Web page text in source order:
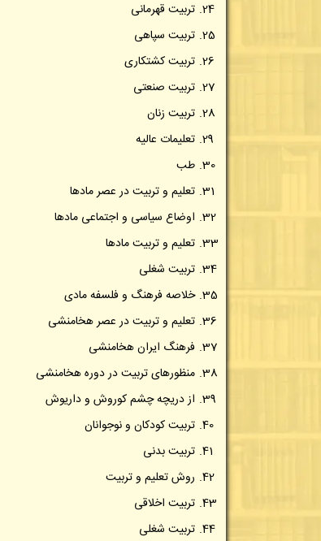
تربیت قهرمانی
تربیت سپاهی
تربیت کشتکاری
تربیت صنعتی
تربیت زنان
تعلیمات عالیه
طب
تعلیم و تربیت در عصر مادها
اوضاع سیاسی و اجتماعی مادها
تعلیم و تربیت مادها
تربیت شغلی
خلاصه فرهنگ و فلسفه مادی
تعلیم و تربیت در عصر هخامنشی
فرهنگ ایران هخامنشی
منظورهای تربیت در دوره هخامنشی
از دریچه چشم کوروش و داریوش
تربیت کودکان و نوجوانان
تربیت بدنی
روش تعلیم و تربیت
تربیت اخلاقی
تربیت شغلی